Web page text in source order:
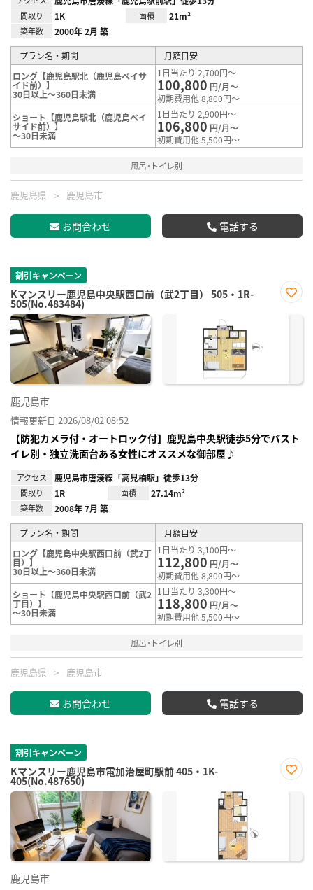
間取り 1K 面積 21m²
築年数 2000年 2月 築
プラン名・期間
月額目安
ロング【鹿児島駅北（鹿児島ベイサ
イド前）】
30日以上～360日未満
1日当たり 2,700円～
100,800 円/月～
初期費用他 8,800円～
ショート【鹿児島駅北（鹿児島ベイ
サイド前）】
～30日未満
1日当たり 2,900円～
106,800 円/月～
初期費用他 5,500円～
風呂･トイレ別
鹿児島県 鹿児島市
お問合わせ 電話する
割引キャンペーン
Kマンスリー鹿児島中央駅西口前（武2丁目） 505・1R-
505(No.483484)
に入
鹿児島市
情報更新日 2026/08/02 08:52
【防犯カメラ付・オートロック付】鹿児島中央駅徒歩5分でバスト
イレ別・独立洗面台ある女性にオススメな御部屋♪
アクセス 鹿児島市唐湊線「高見橋駅」徒歩13分
間取り 1R 面積 27.14m²
築年数 2008年 7月 築
プラン名・期間
月額目安
ロング【鹿児島中央駅西口前（武2丁
目）】
30日以上～360日未満
1日当たり 3,100円～
112,800 円/月～
初期費用他 8,800円～
ショート【鹿児島中央駅西口前（武2
丁目）】
～30日未満
1日当たり 3,300円～
118,800 円/月～
初期費用他 5,500円～
風呂･トイレ別
鹿児島県 鹿児島市
お問合わせ 電話する
割引キャンペーン
Kマンスリー鹿児島市電加治屋町駅前 405・1K-
405(No.487650)
に入
鹿児島市